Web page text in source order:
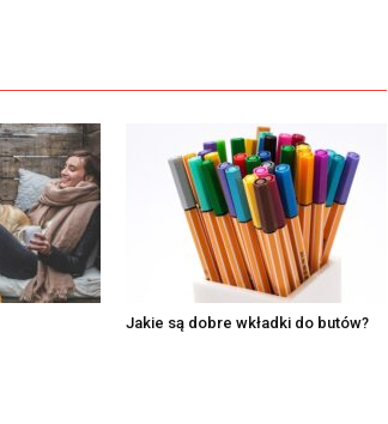
Jakie są dobre wkładki do butów?